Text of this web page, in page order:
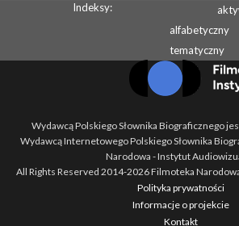
Indeksy:
alfabetyczny
tematyczny
Wydawcą Polskiego Słownika Biograficznego
Wydawcą Internetowego Polskiego Słownika
Narodowa - Instytut
All Rights Reserved 2014-2026Filmoteka
Polityka prywatności
Informacje o projekcie
Kontakt